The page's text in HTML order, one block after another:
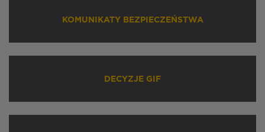
KOMUNIKATY BEZPIECZEŃSTWA
DECYZJE GIF